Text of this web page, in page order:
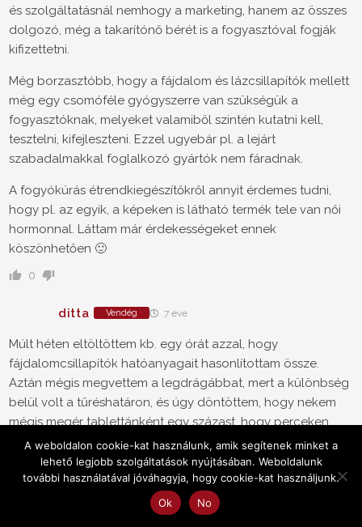
és szolgáltatásnál nemhogy a marketing, hanem az összes
dolgozó, még a takarítónő bérét is a fogyasztóval fogják
kifizettetni.
Még borzasztóbb, hogy a fájdalom és lázcsillapítók mellett
még egy csomóféle gyógyszerre van szükségük a
fogyasztóknak, melyeket valamiből szintén kutatni kell,
tesztelni, kifejleszteni. Ezzel ugyebár pl. a lejárt
szabadalmakkal foglalkozó gyártók nem fáradnak.
A fogyókúrás étrendkiegészítőkről annyit érdemes tudni,
hogy pl. az egyik, a képeken is látható termék tele van női
hormonnal. Láttam már érdekességeket ennek
köszönhetően 🙂
0
ditta Vendég 7 éve
Múlt héten eltöltöttem kb. egy órát azzal, hogy
fájdalomcsillapítók hatóanyagait hasonlítottam össze.
Aztán mégis megvettem a legdrágábbat, mert a különbség
belül volt a tűréshatáron, és úgy döntöttem, hogy nekem
mégis megér tablettánként egy százast, hogy perceken
belül és _kiszámíthatóan_ hat.
Ha az olcsóbb mellett döntöttem volna, akkor is elvinné a
megtakarítás jó részét a ráfordított munkaóra. Ezen parázni
annak éri meg, aki sok gyógyszert eszik, vagy keveset keres.
A weboldalon cookie-kat használunk, amik segítenek minket a
lehető legjobb szolgáltatások nyújtásában. Weboldalunk
további használatával jóváhagyja, hogy cookie-kat használjunk.
Ok
No